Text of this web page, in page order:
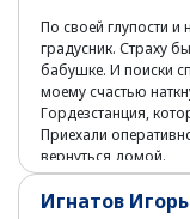
По своей глупости и
градусник. Страху
бабушке. И поиски
моему счастью
Гордезстанция,
Приехали
вернуться домой.
Игнатов Игорь